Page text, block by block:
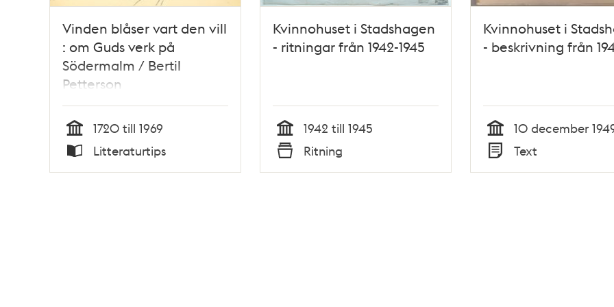
Vinden blåser vart den vill
: om Guds verk på
Södermalm / Bertil
Petterson
Tid
1720 till 1969
Typ
Litteraturtips
Kvinnohuset i Stadshagen
- ritningar från 1942-1945
Tid
1942 till 1945
Typ
Ritning
Kvinnohuset i
- beskrivning från
Tid
10 december
Typ
Text